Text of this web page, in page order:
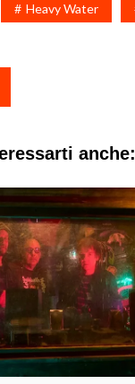
Heavy Water
anche: